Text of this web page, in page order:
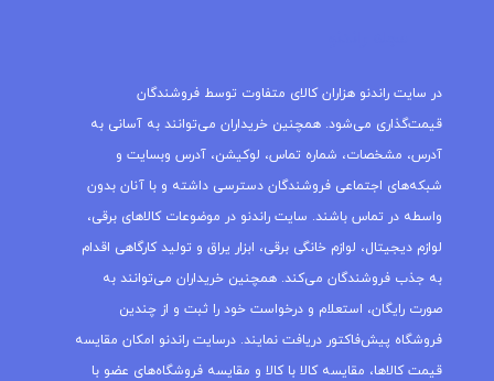
در سایت راندنو هزاران کالای متفاوت توسط فروشندگان
قیمت‌گذاری می‌شود. همچنین خریداران می‌توانند به آسانی به
آدرس، مشخصات، شماره تماس، لوکیشن، آدرس وبسایت و
شبکه‌های اجتماعی فروشندگان دسترسی داشته و با آنان بدون
واسطه در تماس باشند. سایت راندنو در موضوعات کالاهای برقی،
لوازم دیجیتال، لوازم خانگی برقی، ابزار یراق و تولید کارگاهی اقدام
به جذب فروشندگان می‌کند. همچنین خریداران می‌توانند به
صورت رایگان، استعلام و درخواست خود را ثبت و از چندین
فروشگاه پیش‌فاکتور دریافت نمایند. درسایت راندنو امکان مقایسه
قیمت کالاها، مقایسه کالا با کالا و مقایسه فروشگاه‌های عضو با